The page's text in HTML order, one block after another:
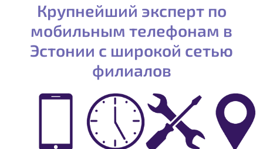
Крупнейший эксперт по
мобильным телефонам в
Эстонии с широкой сетью
филиалов